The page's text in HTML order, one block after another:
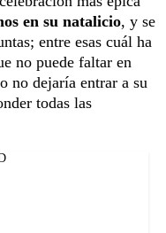
en su natalicio, y se
entre esas cuál ha
no puede faltar en
no dejaría entrar a su
todas las